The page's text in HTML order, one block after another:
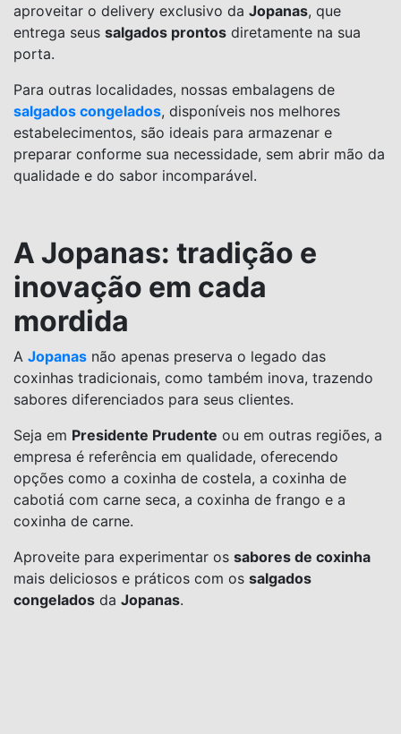
aproveitar o delivery exclusivo da Jopanas, que
entrega seus salgados prontos diretamente na sua
porta.
Para outras localidades, nossas embalagens de
salgados congelados, disponíveis nos melhores
estabelecimentos, são ideais para armazenar e
preparar conforme sua necessidade, sem abrir mão da
qualidade e do sabor incomparável.
A Jopanas: tradição e
inovação em cada
mordida
A Jopanas não apenas preserva o legado das
coxinhas tradicionais, como também inova, trazendo
sabores diferenciados para seus clientes.
Seja em Presidente Prudente ou em outras regiões, a
empresa é referência em qualidade, oferecendo
opções como a coxinha de costela, a coxinha de
cabotiá com carne seca, a coxinha de frango e a
coxinha de carne.
Aproveite para experimentar os sabores de coxinha
mais deliciosos e práticos com os salgados
congelados da Jopanas.